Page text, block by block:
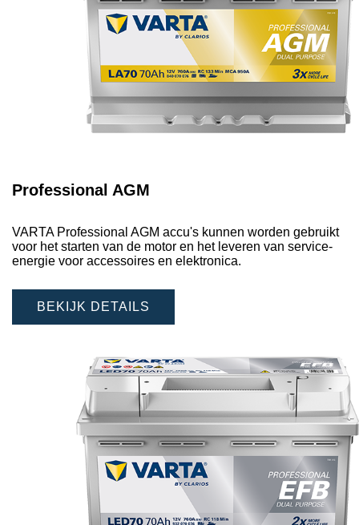
Professional AGM
VARTA Professional AGM accu's kunnen worden gebruikt
voor het starten van de motor en het leveren van service-
energie voor accessoires en elektronica.
BEKIJK DETAILS